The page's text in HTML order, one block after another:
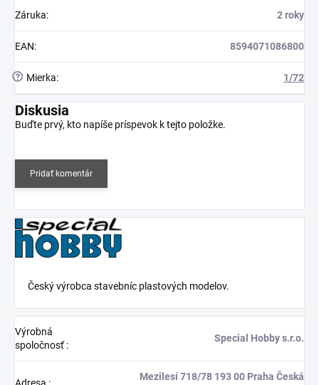
Záruka: 2 roky
EAN: 8594071086800
? Mierka: 1/72
Diskusia
Buďte prvý, kto napíše príspevok k tejto položke.
Pridať komentár
Český výrobca stavebníc plastových modelov.
Výrobná
spoločnosť:
Special Hobby s.r.o.
Mezilesí 718/78 193 00 Praha Česká